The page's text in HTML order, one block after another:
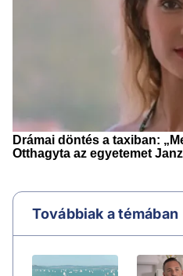
Továbbiak a témában